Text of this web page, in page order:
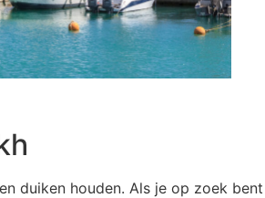
duiken houden. Als je op zoek bent